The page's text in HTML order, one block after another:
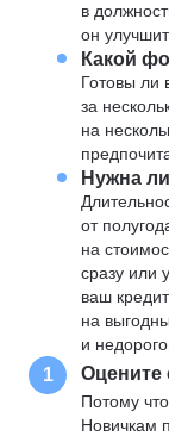
в
он
Какой
Готовы ли
за
на
Нужна
от
на
сразу или
ваш
на
и
1 Оцените
Потому
Новичкам